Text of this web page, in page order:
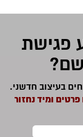
פגישת
בעיצוב חדשני.
ומיד נחזור